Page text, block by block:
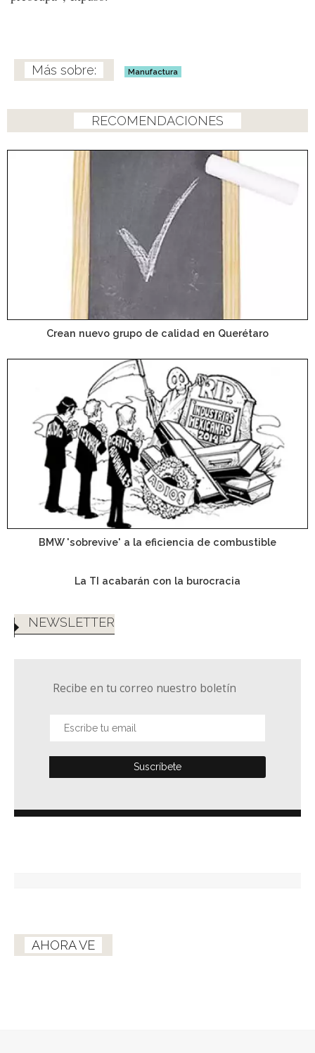
Manufactura
RECOMENDACIONES
Crean nuevo grupo de calidad en Querétaro
BMW 'sobrevive' a la eficiencia de combustible
La TI acabarán con la burocracia
NEWSLETTER
Recibe en tu correo nuestro boletín
AHORA VE